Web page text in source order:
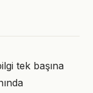
tek başına